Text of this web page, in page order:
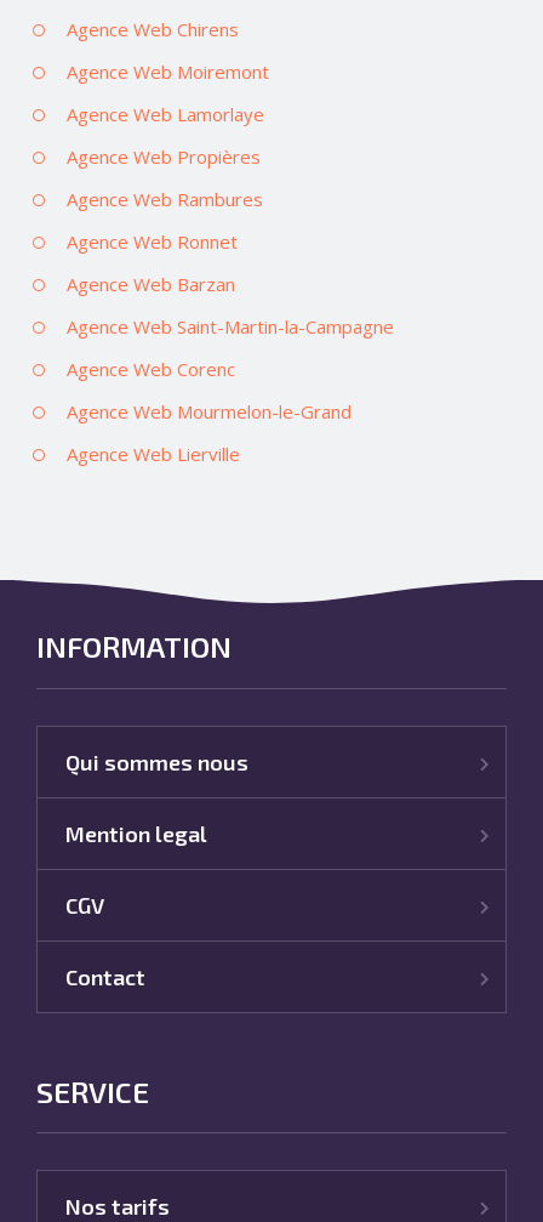
Agence Web Chirens
Agence Web Moiremont
Agence Web Lamorlaye
Agence Web Propières
Agence Web Rambures
Agence Web Ronnet
Agence Web Barzan
Agence Web Saint-Martin-la-Campagne
Agence Web Corenc
Agence Web Mourmelon-le-Grand
Agence Web Lierville
INFORMATION
Qui sommes nous
Mention legal
CGV
Contact
SERVICE
Nos tarifs